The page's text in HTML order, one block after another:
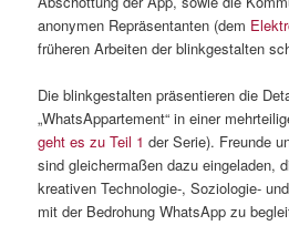
anonymen Repräsentanten (dem
früheren Arbeiten der blinkgestalten
Die blinkgestalten präsentieren die
„WhatsAppartement“ in einer
geht es zu Teil 1 der Serie). Freunde
sind gleichermaßen dazu eingeladen,
kreativen Technologie-, Soziologie-
mit der Bedrohung WhatsApp zu